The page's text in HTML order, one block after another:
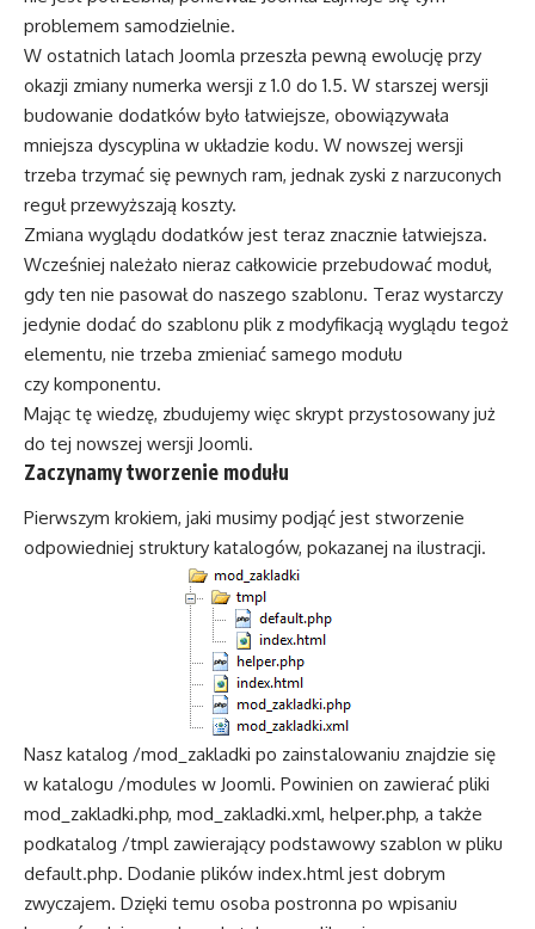
problemem samodzielnie.
W ostatnich latach Joomla przeszła pewną ewolucję przy
okazji zmiany numerka wersji z 1.0 do 1.5. W starszej wersji
budowanie dodatków było łatwiejsze, obowiązywała
mniejsza dyscyplina w układzie kodu. W nowszej wersji
trzeba trzymać się pewnych ram, jednak zyski z narzuconych
reguł przewyższają koszty.
Zmiana wyglądu dodatków jest teraz znacznie łatwiejsza.
Wcześniej należało nieraz całkowicie przebudować moduł,
gdy ten nie pasował do naszego szablonu. Teraz wystarczy
jedynie dodać do szablonu plik z modyfikacją wyglądu tegoż
elementu, nie trzeba zmieniać samego modułu
czy komponentu.
Mając tę wiedzę, zbudujemy więc skrypt przystosowany już
do tej nowszej wersji Joomli.
Zaczynamy tworzenie modułu
Pierwszym krokiem, jaki musimy podjąć jest stworzenie
odpowiedniej struktury katalogów, pokazanej na ilustracji.
Nasz katalog /mod_zakladki po zainstalowaniu znajdzie się
w katalogu /modules w Joomli. Powinien on zawierać pliki
mod_zakladki.php, mod_zakladki.xml, helper.php, a także
podkatalog /tmpl zawierający podstawowy szablon w pliku
default.php. Dodanie plików index.html jest dobrym
zwyczajem. Dzięki temu osoba postronna po wpisaniu